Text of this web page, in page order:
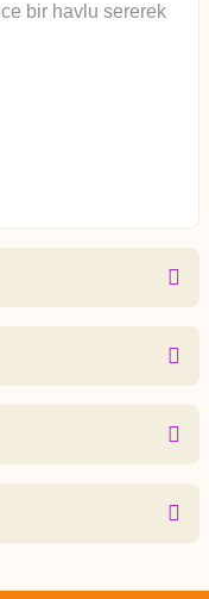
bir havlu sererek
ve diğer konularda
tarafımıza